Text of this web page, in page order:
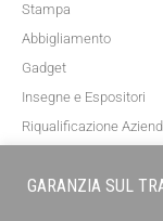
Stampa
Abbigliamento
Gadget
Insegne e Espositori
Riqualificazione
GARANZIA SUL